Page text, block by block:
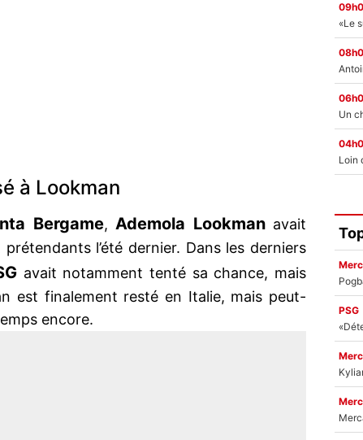
à Lookman
Bergame, Ademola Lookman avait
l’été dernier. Dans les derniers
avait notamment tenté sa chance, mais
est finalement resté en Italie, mais peut-
encore.
PSG